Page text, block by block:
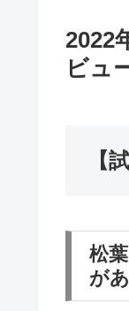
2022
ビュ
【
松
が